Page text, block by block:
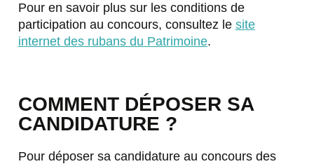
Pour en savoir plus sur les conditions de
participation au concours, consultez le site
internet des rubans du Patrimoine.
COMMENT DÉPOSER SA
CANDIDATURE ?
Pour déposer sa candidature au concours des